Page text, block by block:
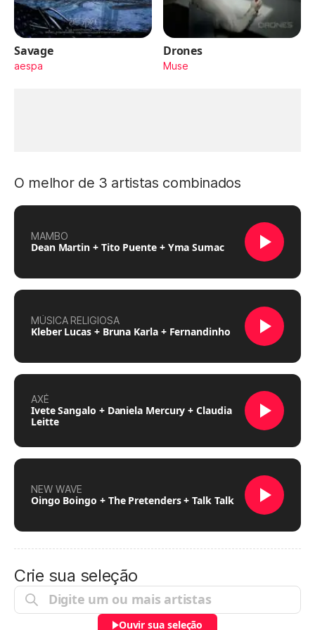
Savage
aespa
Drones
Muse
O melhor de 3 artistas combinados
MAMBO
Dean Martin + Tito Puente + Yma Sumac
MÚSICA RELIGIOSA
Kleber Lucas + Bruna Karla + Fernandinho
AXÉ
Ivete Sangalo + Daniela Mercury + Claudia
Leitte
NEW WAVE
Oingo Boingo + The Pretenders + Talk Talk
Crie sua seleção
Ouvir sua seleção